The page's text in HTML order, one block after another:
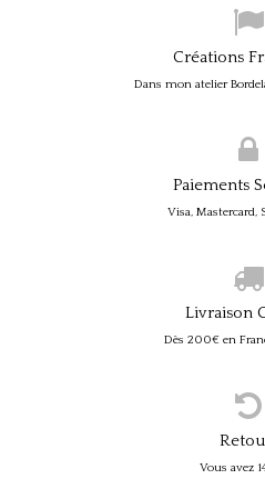
Créations
Dans mon atelier
Paiements
Visa, Mastercard,
Livraison
Dès 200€ en
Vous avez